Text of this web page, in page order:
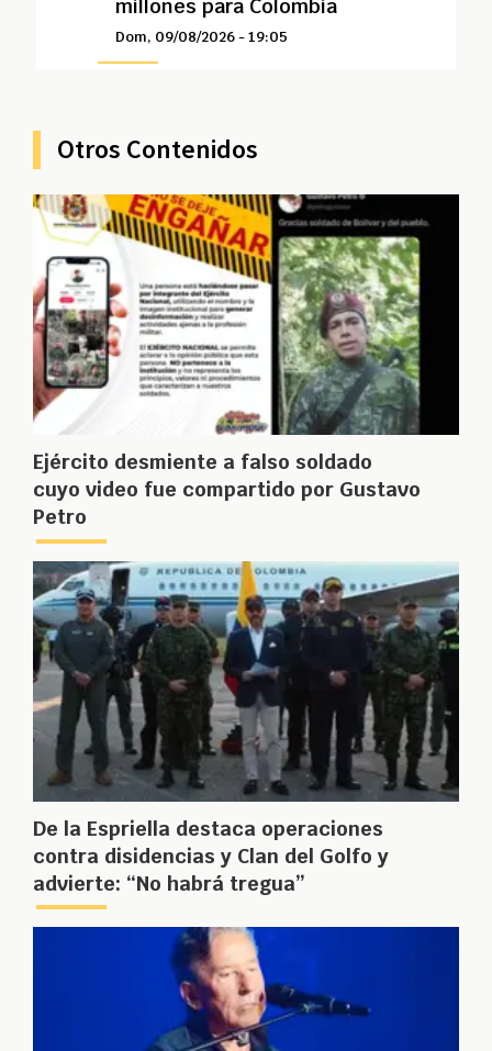
millones para Colombia
Dom, 09/08/2026 - 19:05
Otros Contenidos
Ejército desmiente a falso soldado
cuyo video fue compartido por Gustavo
Petro
De la Espriella destaca operaciones
contra disidencias y Clan del Golfo y
advierte: “No habrá tregua”